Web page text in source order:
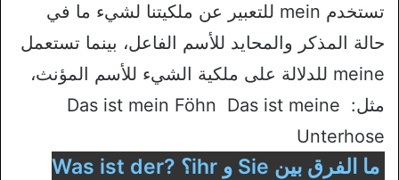
تستخدم mein للتعبير عن ملكيتنا لشيء ما في
حالة المذكر والمحايد للأسم الفاعل، بينما تستعمل
meine للدلالة على ملكية الشيء للأسم المؤنث،
مثل: Das ist mein Föhn Das ist meine
Unterhose
ما الفرق بين Sie و ihr؟ ?Was ist der